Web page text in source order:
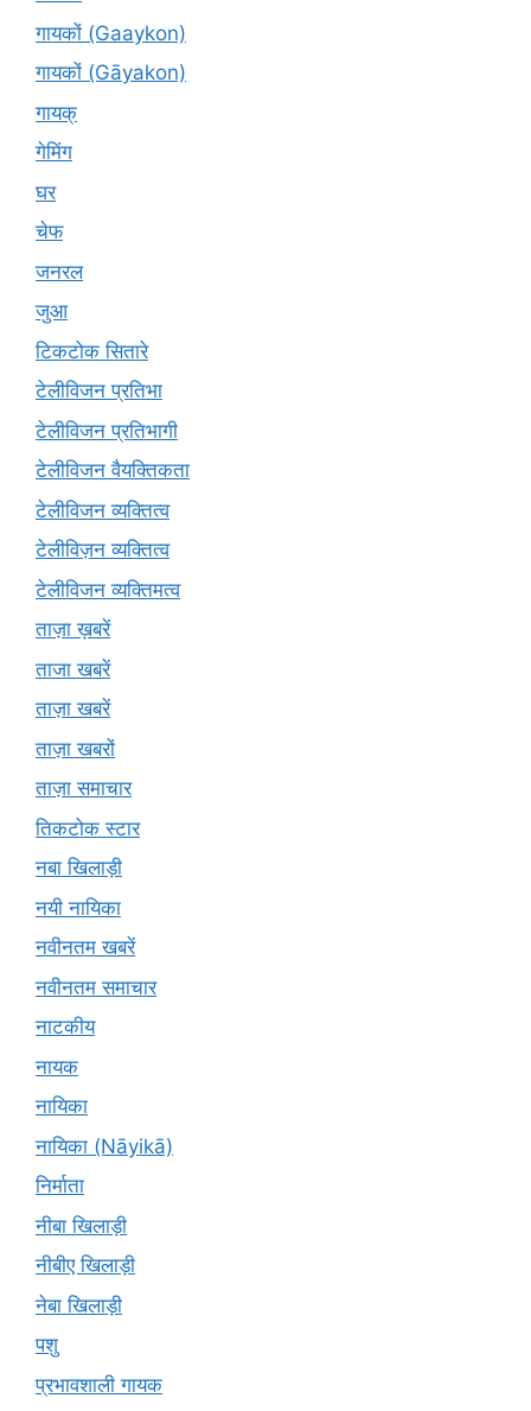
गायकों (Gaaykon)
गायकों (Gāyakon)
गायक्
गेमिंग
घर
चेफ
जनरल
जुआ
टिकटोक सितारे
टेलीविजन प्रतिभा
टेलीविजन प्रतिभागी
टेलीविजन वैयक्तिकता
टेलीविजन व्यक्तित्व
टेलीविज़न व्यक्तित्व
टेलीविजन व्यक्तिमत्व
ताज़ा ख़बरें
ताजा खबरें
ताज़ा खबरें
ताज़ा खबरों
ताज़ा समाचार
तिकटोक स्टार
नबा खिलाड़ी
नयी नायिका
नवीनतम खबरें
नवीनतम समाचार
नाटकीय
नायक
नायिका
नायिका (Nāyikā)
निर्माता
नीबा खिलाड़ी
नीबीए खिलाड़ी
नेबा खिलाड़ी
पशु
प्रभावशाली गायक